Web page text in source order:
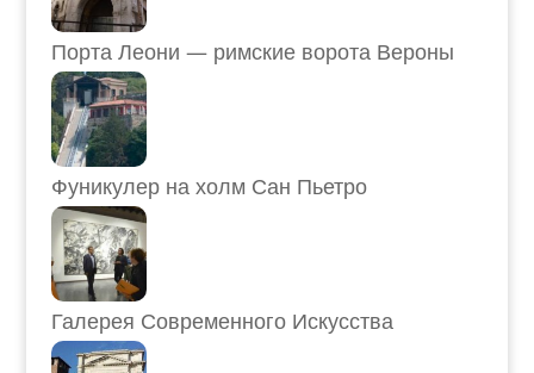
Порта Леони — римские ворота Вероны
Фуникулер на холм Сан Пьетро
Галерея Современного Искусства